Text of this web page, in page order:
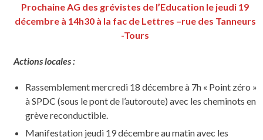
Prochaine AG des grévistes de l’Education le jeudi 19
décembre à 14h30 à la fac de Lettres –rue des Tanneurs
-Tours
Actions locales :
Rassemblement mercredi 18 décembre à 7h « Point zéro »
à SPDC (sous le pont de l’autoroute) avec les cheminots en
grève reconductible.
Manifestation jeudi 19 décembre au matin avec les